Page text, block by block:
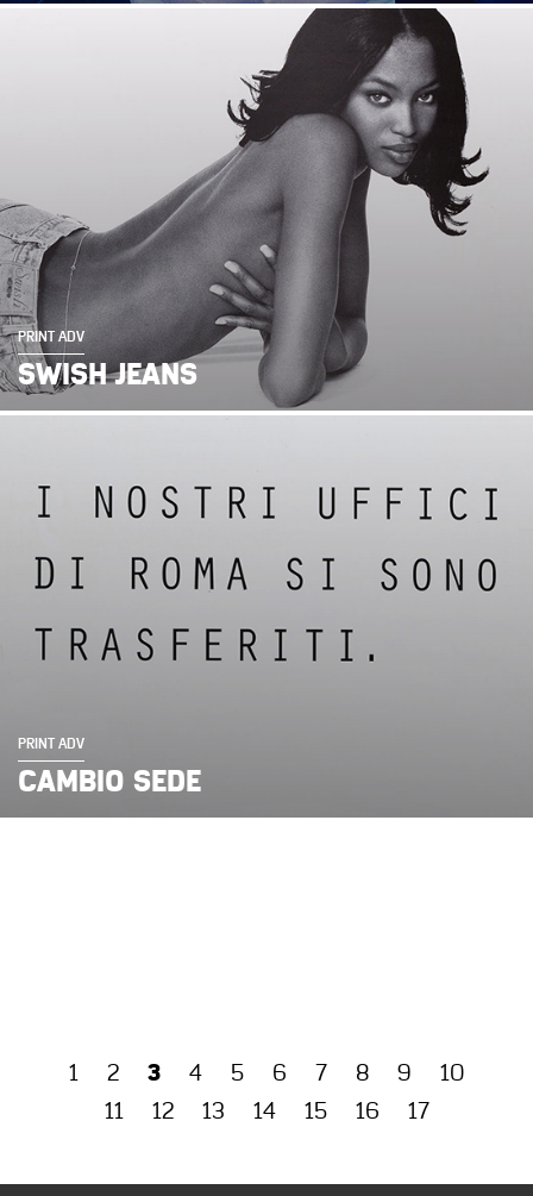
PRINT ADV
SWISH JEANS
PRINT ADV
CAMBIO SEDE
1 2 3 4 5 6 7 8 9
10
11
12 13 14 15 16 17